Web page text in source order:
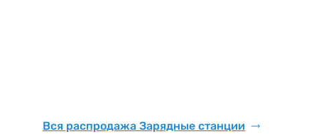
Вся распродажа Зарядные станции